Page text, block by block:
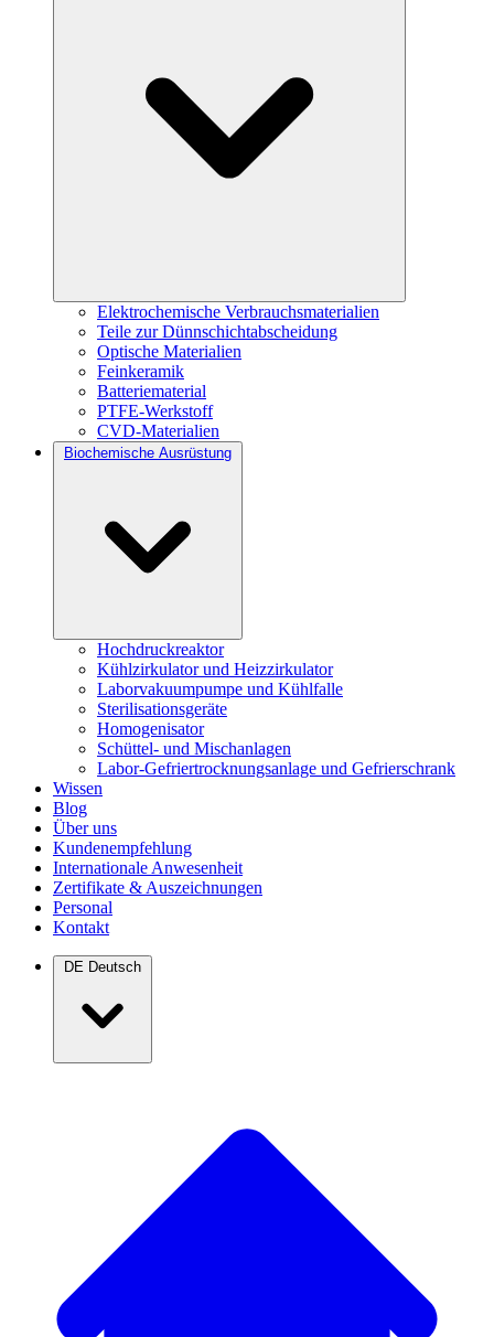
Elektrochemische Verbrauchsmaterialien
Teile zur Dünnschichtabscheidung
Optische Materialien
Feinkeramik
Batteriematerial
PTFE-Werkstoff
CVD-Materialien
Biochemische Ausrüstung
Hochdruckreaktor
Kühlzirkulator und Heizzirkulator
Laborvakuumpumpe und Kühlfalle
Sterilisationsgeräte
Homogenisator
Schüttel- und Mischanlagen
Labor-Gefriertrocknungsanlage und Gefrierschrank
Wissen
Blog
Über uns
Kundenempfehlung
Internationale Anwesenheit
Zertifikate & Auszeichnungen
Personal
Kontakt
DE Deutsch